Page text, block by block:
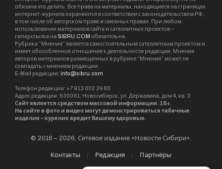
обязана это делать. Все права на материалы, находящиеся на страницах
интернет-журнала охраняются в соответствии с законодательством РФ,
в том числе об авторском праве и смежных правах. При любом
использовании материалов сайта и сателлитных проектов –
гиперссылка на SIBRU.COM обязательна.
Рубрика “Мнения” является самостоятельным сателлитным проектом и
имеет обособленное отношение к деятельности редакции. Мнения
авторов материалов размещенных в рубрике “Мнения” может не
совпадать с мнением редакции.
E-Mail редакции: info@sibru.com
Телефон редакции: +7 913 002 24 80
Адрес редакции: 630091, Новосибирск, ул. Державина, дом 4, кв. 3
Сайт является средством массовой информации. 18+.
На сайте в фото и видео могут демонстрироваться табачные
изделия – курение вредит Вашему здоровью.
© 2016 – 2026, Сетевое издание «Новости Сибири».
Контакты Редакция Партнёры